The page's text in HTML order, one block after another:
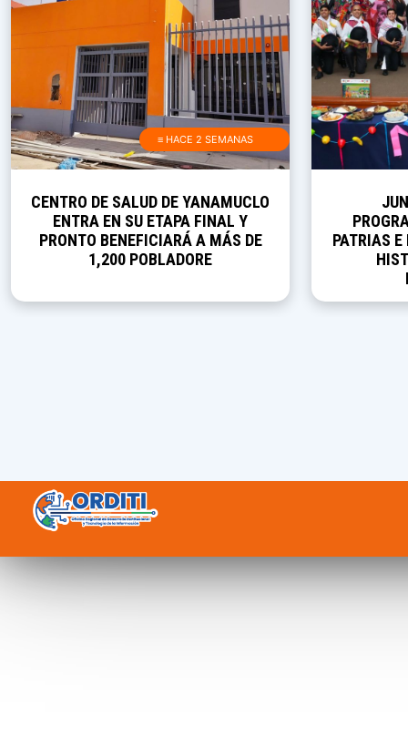
≡ HACE 2 SEMANAS
CENTRO DE SALUD DE YANAMUCLO
ENTRA EN SU ETAPA FINAL Y
PRONTO BENEFICIARÁ A MÁS DE
1,200 POBLADORE
PATRIAS